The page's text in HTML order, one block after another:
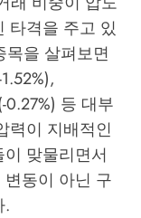
타격을 주고 있
을 살펴보면
0.27%) 등 대부
력이 지배적인
맞물리면서
동이 아닌 구
.